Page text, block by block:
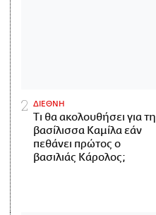
ΔΙΕΘΝΗ
Τι θα ακολουθήσει για τη
βασίλισσα Καμίλα εάν
πεθάνει πρώτος ο
βασιλιάς Κάρολος;